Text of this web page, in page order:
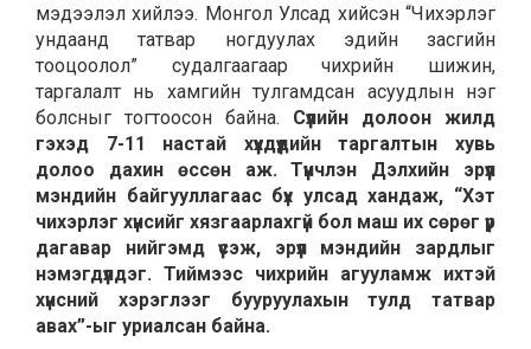
мэдээлэл хийлээ. Монгол Улсад хийсэн “Чихэрлэг
ундаанд татвар ногдуулах эдийн засгийн
тооцоолол” судалгаагаар чихрийн шижин,
таргалалт нь хамгийн тулгамдсан асуудлын нэг
болсныг тогтоосон байна. Сүүлийн долоон жилд
гэхэд 7-11 настай хүүхдүүдийн таргалтын хувь
долоо дахин өссөн аж. Түүнчлэн Дэлхийн эрүүл
мэндийн байгууллагаас бүх улсад хандаж, “Хэт
чихэрлэг хүнсийг хязгаарлахгүй бол маш их сөрөг үр
дагавар нийгэмд үүсэж, эрүүл мэндийн зардлыг
нэмэгдүүлдэг. Тиймээс чихрийн агууламж ихтэй
хүнсний хэрэглээг бууруулахын тулд татвар
авах”-ыг уриалсан байна.